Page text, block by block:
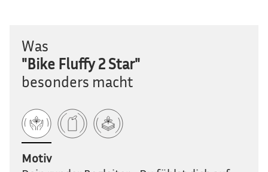
Was
"Bike Fluffy 2 Star"
besonders macht
Motiv